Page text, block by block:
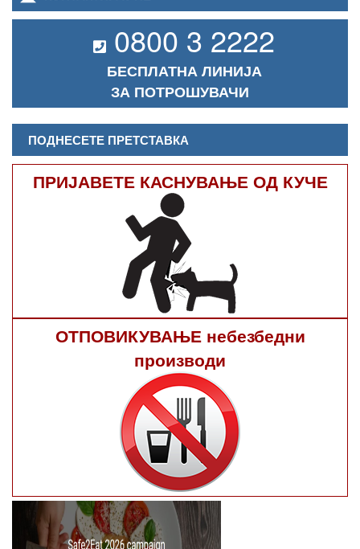
0800 3 2222
БЕСПЛАТНА ЛИНИЈА
ЗА ПОТРОШУВАЧИ
ПОДНЕСЕТЕ ПРЕТСТАВКА
ПРИЈАВЕТЕ КАСНУВАЊЕ ОД КУЧЕ
ОТПОВИКУВАЊЕ небезбедни
производи